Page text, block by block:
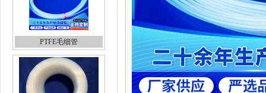
PTFE毛细管